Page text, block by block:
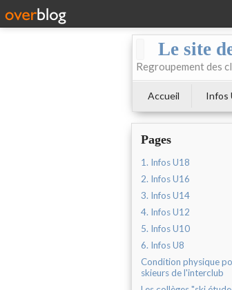
Le site
Regroupement des
Accueil Infos
Pages
1. Infos U18
2. Infos U16
3. Infos U14
4. Infos U12
5. Infos U10
6. Infos U8
Condition physique
skieurs de l'interclub